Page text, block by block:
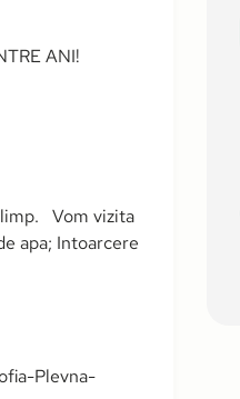
ANI!
Vom vizita
apa; Intoarcere
Plevna-